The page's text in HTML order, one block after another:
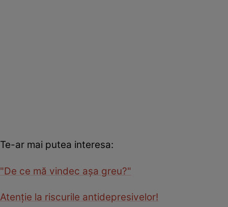
Te-ar mai putea interesa:
"De ce mă vindec aşa greu?"
Atenţie la riscurile antidepresivelor!